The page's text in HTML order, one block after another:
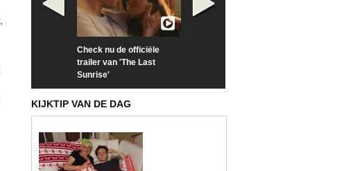
Check nu de officiële
trailer van 'The Last
Sunrise'
KIJKTIP VAN DE DAG